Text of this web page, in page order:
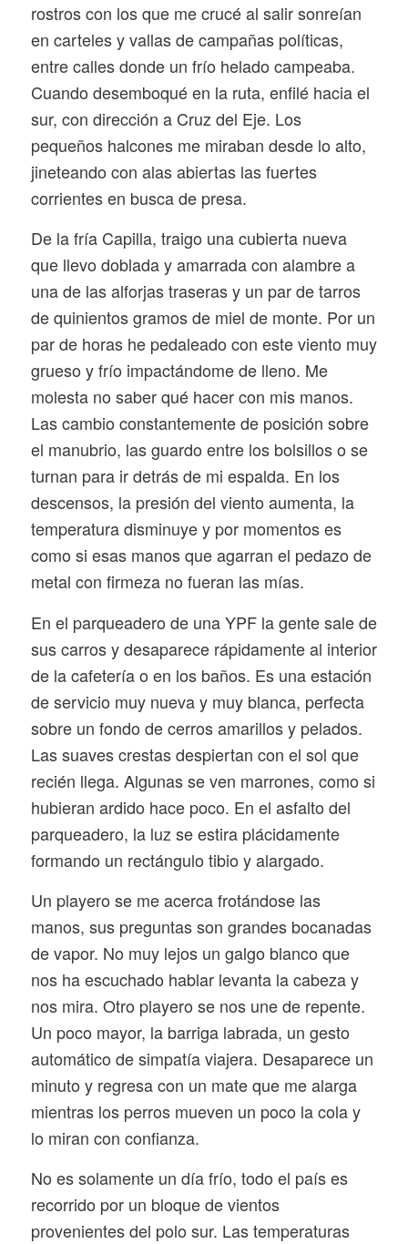
rostros con los que me crucé al salir sonreían
en carteles y vallas de campañas políticas,
entre calles donde un frío helado campeaba.
Cuando desemboqué en la ruta, enfilé hacia el
sur, con dirección a Cruz del Eje. Los
pequeños halcones me miraban desde lo alto,
jineteando con alas abiertas las fuertes
corrientes en busca de presa.
De la fría Capilla, traigo una cubierta nueva
que llevo doblada y amarrada con alambre a
una de las alforjas traseras y un par de tarros
de quinientos gramos de miel de monte. Por un
par de horas he pedaleado con este viento muy
grueso y frío impactándome de lleno. Me
molesta no saber qué hacer con mis manos.
Las cambio constantemente de posición sobre
el manubrio, las guardo entre los bolsillos o se
turnan para ir detrás de mi espalda. En los
descensos, la presión del viento aumenta, la
temperatura disminuye y por momentos es
como si esas manos que agarran el pedazo de
metal con firmeza no fueran las mías.
En el parqueadero de una YPF la gente sale de
sus carros y desaparece rápidamente al interior
de la cafetería o en los baños. Es una estación
de servicio muy nueva y muy blanca, perfecta
sobre un fondo de cerros amarillos y pelados.
Las suaves crestas despiertan con el sol que
recién llega. Algunas se ven marrones, como si
hubieran ardido hace poco. En el asfalto del
parqueadero, la luz se estira plácidamente
formando un rectángulo tibio y alargado.
Un playero se me acerca frotándose las
manos, sus preguntas son grandes bocanadas
de vapor. No muy lejos un galgo blanco que
nos ha escuchado hablar levanta la cabeza y
nos mira. Otro playero se nos une de repente.
Un poco mayor, la barriga labrada, un gesto
automático de simpatía viajera. Desaparece un
minuto y regresa con un mate que me alarga
mientras los perros mueven un poco la cola y
lo miran con confianza.
No es solamente un día frío, todo el país es
recorrido por un bloque de vientos
provenientes del polo sur. Las temperaturas